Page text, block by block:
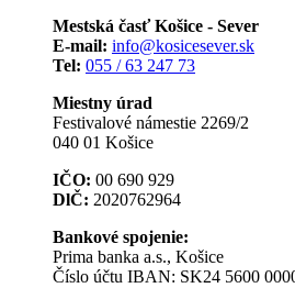
Mestská časť Košice - Sever
E-mail: info@kosicesever.sk
Tel: 055 / 63 247 73
Miestny úrad
Festivalové námestie 2269/2
040 01 Košice
IČO: 00 690 929
DlČ: 2020762964
Bankové spojenie:
Prima banka a.s., Košice
Číslo účtu IBAN: SK24 5600